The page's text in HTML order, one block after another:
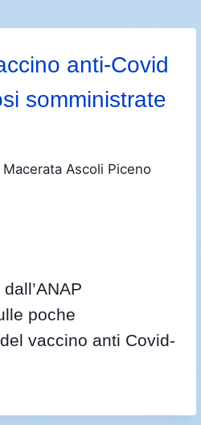
anti-Covid
somministrate
Ascoli Piceno
poche
vaccino anti Covid-